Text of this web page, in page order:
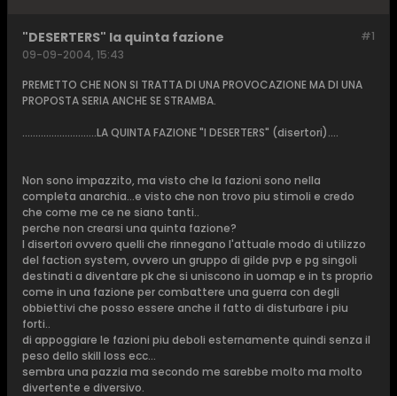
#1
"DESERTERS" la quinta fazione
09-09-2004, 15:43
PREMETTO CHE NON SI TRATTA DI UNA PROVOCAZIONE MA DI UNA
PROPOSTA SERIA ANCHE SE STRAMBA.
............................LA QUINTA FAZIONE "I DESERTERS" (disertori)....
Non sono impazzito, ma visto che la fazioni sono nella
completa anarchia...e visto che non trovo piu stimoli e credo
che come me ce ne siano tanti..
perche non crearsi una quinta fazione?
I disertori ovvero quelli che rinnegano l'attuale modo di utilizzo
del faction system, ovvero un gruppo di gilde pvp e pg singoli
destinati a diventare pk che si uniscono in uomap e in ts proprio
come in una fazione per combattere una guerra con degli
obbiettivi che posso essere anche il fatto di disturbare i piu
forti..
di appoggiare le fazioni piu deboli esternamente quindi senza il
peso dello skill loss ecc...
sembra una pazzia ma secondo me sarebbe molto ma molto
divertente e diversivo.